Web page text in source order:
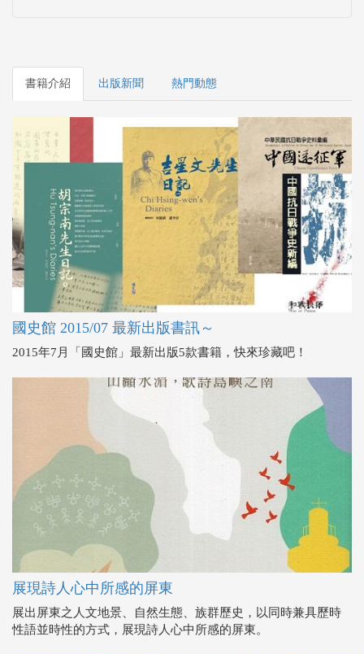
書籍介紹 出版新聞 熱門動態
國史館 2015/07 最新出版書訊～
2015年7月「國史館」最新出版5款書籍，快來珍藏吧！
展現詩人心中所感的屏東
展出屏東之人文地景、自然生態、族群歷史，以同時兼具歷時
性語並時性的方式，展現詩人心中所感的屏東。